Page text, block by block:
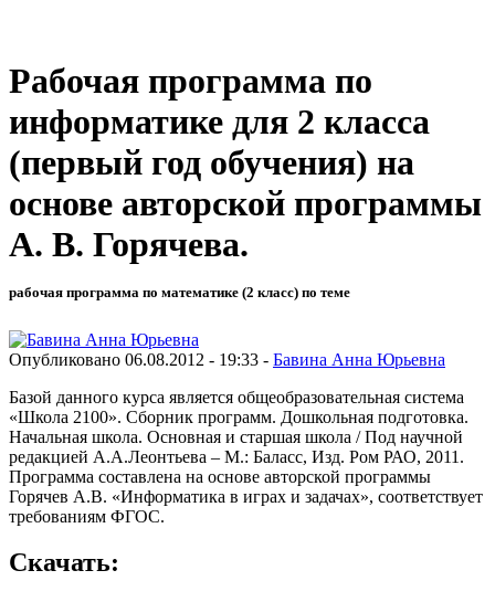
Рабочая программа по
информатике для 2 класса
(первый год обучения) на
основе авторской программы
А. В. Горячева.
рабочая программа по математике (2 класс) по теме
Опубликовано 06.08.2012 - 19:33 - Бавина Анна Юрьевна
Базой данного курса является общеобразовательная система
«Школа 2100». Сборник программ. Дошкольная подготовка.
Начальная школа. Основная и старшая школа / Под научной
редакцией А.А.Леонтьева – М.: Баласс, Изд. Ром РАО, 2011.
Программа составлена на основе авторской программы
Горячев А.В. «Информатика в играх и задачах», соответствует
требованиям ФГОС.
Скачать: